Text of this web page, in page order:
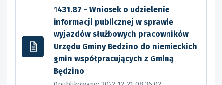
1431.87 - Wniosek o udzielenie
informacji publicznej w sprawie
wyjazdów służbowych pracowników
Urzędu Gminy Bedzino do niemieckich
gmin współpracujących z Gminą
Będzino